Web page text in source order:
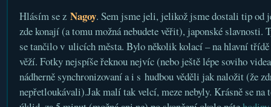
Hlásím se z Nagoy. Sem jsme jeli, jelikož jsme dostali tip od
zde konají (a tomu možná nebudete věřit), japonské slavnosti.
se tančilo v ulicích města. Bylo několik kolací – na hlavní
věží. Fotky nejspíše řeknou nejvíc (nebo ještě lépe soviho
nádherně synchronizovaní a i s hudbou věděli jak naložit (že
nepřetloukávali).Jak malí tak velcí, meze nebyly. Krásně se na